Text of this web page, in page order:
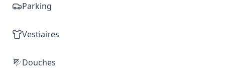
Parking
Vestiaires
Douches